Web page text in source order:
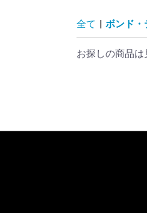
全て | ボンド・
お探しの商品